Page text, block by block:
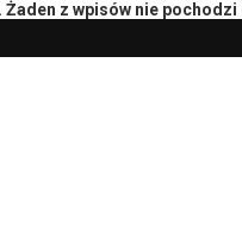
z wpisów nie